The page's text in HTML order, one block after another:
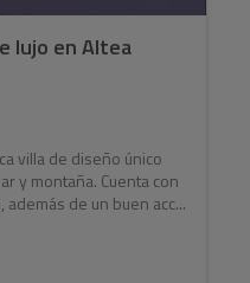
lujo en Altea
villa de diseño único
y montaña. Cuenta con
de un buen acc...